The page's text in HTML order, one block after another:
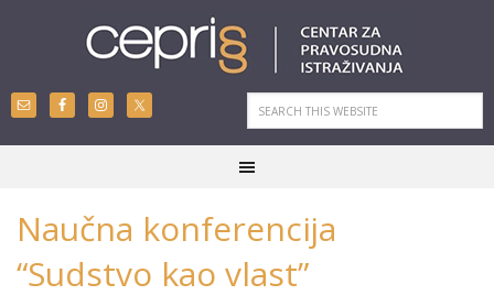
Naučna konferencija
“Sudstvo kao vlast”